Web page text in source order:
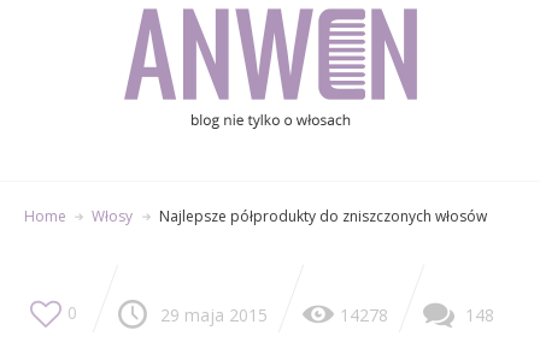
Home Włosy Najlepsze półprodukty do zniszczonych włosów
0 29 maja 2015 14278 148